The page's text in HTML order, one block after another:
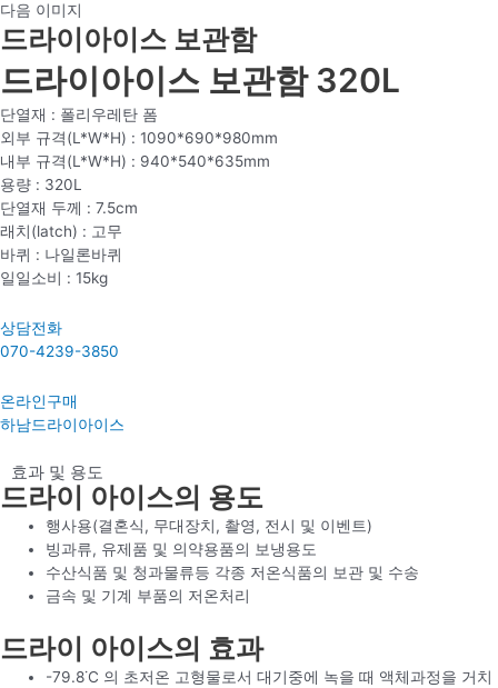
다음 이미지
드라이아이스 보관함
드라이아이스 보관함 320L
단열재 : 폴리우레탄 폼
외부 규격(L*W*H) : 1090*690*980mm
내부 규격(L*W*H) : 940*540*635mm
용량 : 320L
단열재 두께 : 7.5cm
래치(latch) : 고무
바퀴 : 나일론바퀴
일일소비 : 15kg
상담전화
070-4239-3850
온라인구매
하남드라이아이스
효과 및 용도
드라이 아이스의 용도
행사용(결혼식, 무대장치, 촬영, 전시 및 이벤트)
빙과류, 유제품 및 의약용품의 보냉용도
수산식품 및 청과물류등 각종 저온식품의 보관 및 수송
금속 및 기계 부품의 저온처리
드라이 아이스의 효과
-79.8˙C 의 초저온 고형물로서 대기중에 녹을 때 액체과정을 거치